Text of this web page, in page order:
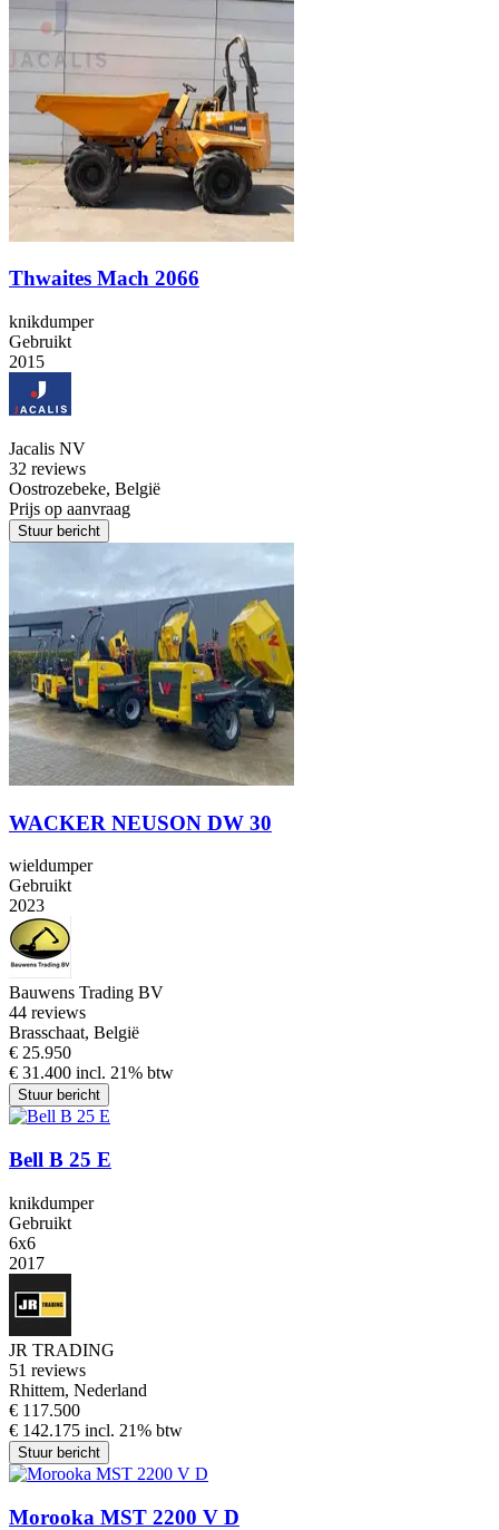
Thwaites Mach 2066
knikdumper
Gebruikt
2015
Jacalis NV
32 reviews
Oostrozebeke, België
Prijs op aanvraag
Stuur bericht
WACKER NEUSON DW 30
wieldumper
Gebruikt
2023
Bauwens Trading BV
44 reviews
Brasschaat, België
€ 25.950
€ 31.400 incl. 21% btw
Stuur bericht
Bell B 25 E
knikdumper
Gebruikt
6x6
2017
JR TRADING
51 reviews
Rhittem, Nederland
€ 117.500
€ 142.175 incl. 21% btw
Stuur bericht
Morooka MST 2200 V D